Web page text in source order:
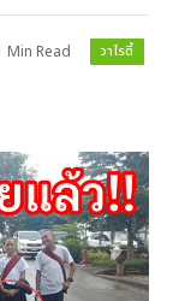
Min Read วาไรตี้